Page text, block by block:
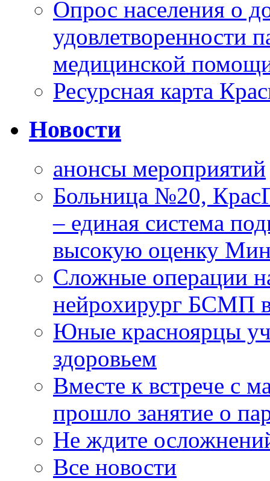
Опрос населения о
удовлетворенности
медицинской
Ресурсная карта
Новости
анонсы мероприятий
Больница №20,
– единая система
высокую оценку
Сложные операции
нейрохирург БСМП
Юные красноярцы
здоровьем
Вместе к встрече с
прошло занятие о
Не ждите
Все новости